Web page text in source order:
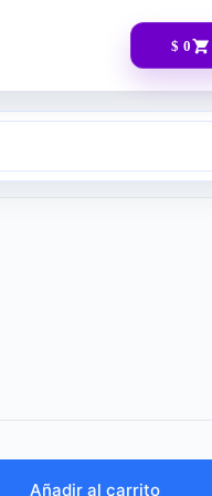
$ 0
Añadir al carrito